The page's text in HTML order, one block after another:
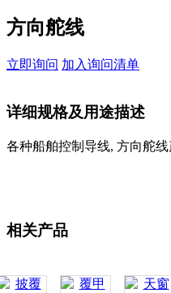
方向舵线
立即询问 加入询问清单
详细规格及用途描述
各种船舶控制导线, 方向舵
相关产品